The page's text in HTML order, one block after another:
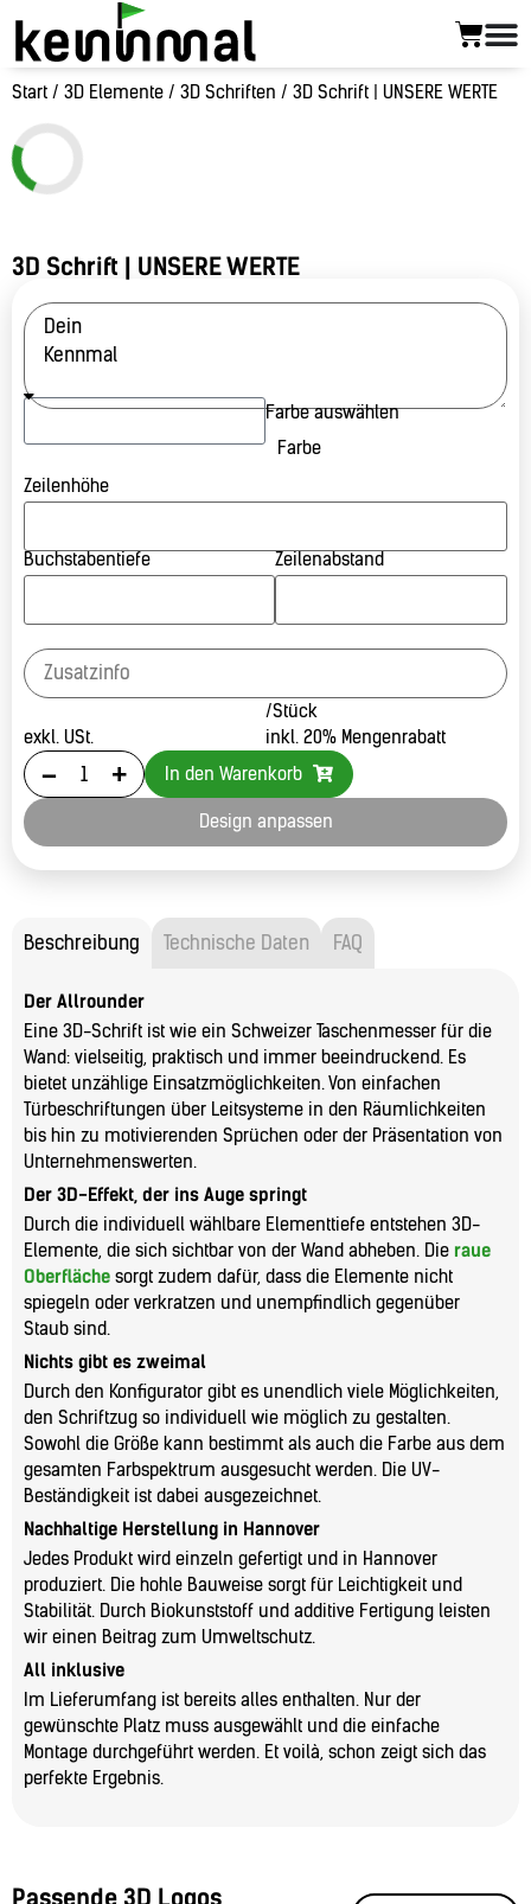
Start / 3D Elemente / 3D Schriften / 3D Schrift | UNSERE WERTE
3D Schrift | UNSERE WERTE
/Stück
exkl. USt.
inkl. 20% Mengenrabatt
Farbe auswählen
Farbe
Zeilenhöhe
Buchstabentiefe Zeilenabstand
- + In den Warenkorb
Design anpassen
Beschreibung Technische Daten FAQ
Der Allrounder
Eine 3D-Schrift ist wie ein Schweizer Taschenmesser für die
Wand: vielseitig, praktisch und immer beeindruckend. Es
bietet unzählige Einsatzmöglichkeiten. Von einfachen
Türbeschriftungen über Leitsysteme in den Räumlichkeiten
bis hin zu motivierenden Sprüchen oder der Präsentation von
Unternehmenswerten.
Der 3D-Effekt, der ins Auge springt
Durch die individuell wählbare Elementtiefe entstehen 3D-
Elemente, die sich sichtbar von der Wand abheben. Die raue
Oberfläche sorgt zudem dafür, dass die Elemente nicht
spiegeln oder verkratzen und unempfindlich gegenüber
Staub sind.
Nichts gibt es zweimal
Durch den Konfigurator gibt es unendlich viele Möglichkeiten,
den Schriftzug so individuell wie möglich zu gestalten.
Sowohl die Größe kann bestimmt als auch die Farbe aus dem
gesamten Farbspektrum ausgesucht werden. Die UV-
Beständigkeit ist dabei ausgezeichnet.
Nachhaltige Herstellung in Hannover
Jedes Produkt wird einzeln gefertigt und in Hannover
produziert. Die hohle Bauweise sorgt für Leichtigkeit und
Stabilität. Durch Biokunststoff und additive Fertigung leisten
wir einen Beitrag zum Umweltschutz.
All inklusive
Im Lieferumfang ist bereits alles enthalten. Nur der
gewünschte Platz muss ausgewählt und die einfache
Montage durchgeführt werden. Et voilà, schon zeigt sich das
perfekte Ergebnis.